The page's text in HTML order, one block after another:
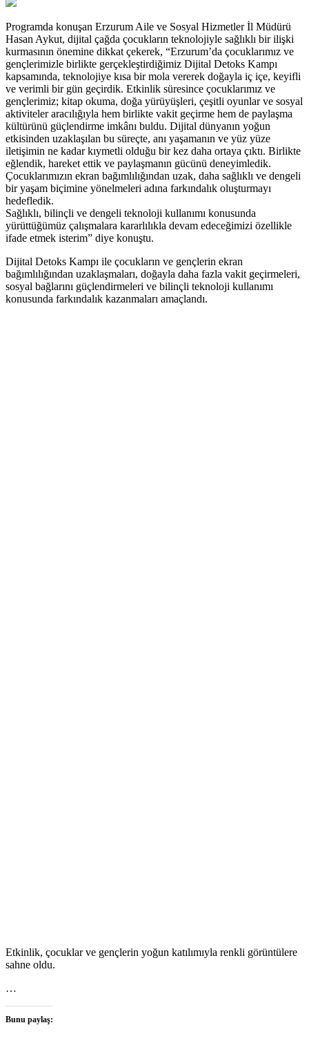
Programda konuşan Erzurum Aile ve Sosyal Hizmetler İl Müdürü
Hasan Aykut, dijital çağda çocukların teknolojiyle sağlıklı bir ilişki
kurmasının önemine dikkat çekerek, “Erzurum’da çocuklarımız ve
gençlerimizle birlikte gerçekleştirdiğimiz Dijital Detoks Kampı
kapsamında, teknolojiye kısa bir mola vererek doğayla iç içe, keyifli
ve verimli bir gün geçirdik. Etkinlik süresince çocuklarımız ve
gençlerimiz; kitap okuma, doğa yürüyüşleri, çeşitli oyunlar ve sosyal
aktiviteler aracılığıyla hem birlikte vakit geçirme hem de paylaşma
kültürünü güçlendirme imkânı buldu. Dijital dünyanın yoğun
etkisinden uzaklaşılan bu süreçte, anı yaşamanın ve yüz yüze
iletişimin ne kadar kıymetli olduğu bir kez daha ortaya çıktı. Birlikte
eğlendik, hareket ettik ve paylaşmanın gücünü deneyimledik.
Çocuklarımızın ekran bağımlılığından uzak, daha sağlıklı ve dengeli
bir yaşam biçimine yönelmeleri adına farkındalık oluşturmayı
hedefledik.
Sağlıklı, bilinçli ve dengeli teknoloji kullanımı konusunda
yürüttüğümüz çalışmalara kararlılıkla devam edeceğimizi özellikle
ifade etmek isterim” diye konuştu.
Dijital Detoks Kampı ile çocukların ve gençlerin ekran
bağımlılığından uzaklaşmaları, doğayla daha fazla vakit geçirmeleri,
sosyal bağlarını güçlendirmeleri ve bilinçli teknoloji kullanımı
konusunda farkındalık kazanmaları amaçlandı.
Etkinlik, çocuklar ve gençlerin yoğun katılımıyla renkli görüntülere
sahne oldu.
…
Bunu paylaş: